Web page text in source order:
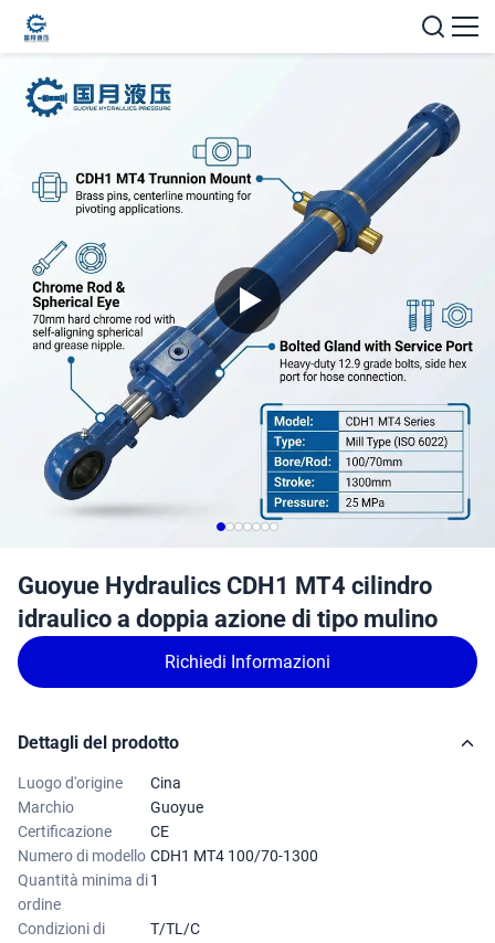
Guoyue Hydraulics CDH1 MT4 cilindro
idraulico a doppia azione di tipo mulino
Richiedi Informazioni
Dettagli del prodotto
Luogo d'origine
Cina
Marchio
Guoyue
Certificazione
CE
Numero di modello CDH1 MT4 100/70-1300
Quantità minima di
ordine
1
Condizioni di
T/TL/C